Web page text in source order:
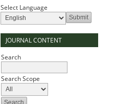
Select Language
JOURNAL CONTENT
Search
Search Scope